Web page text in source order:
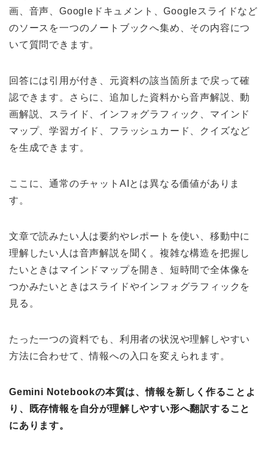
画、音声、Googleドキュメント、Googleスライドなど
のソースを一つのノートブックへ集め、その内容につ
いて質問できます。
回答には引用が付き、元資料の該当箇所まで戻って確
認できます。さらに、追加した資料から音声解説、動
画解説、スライド、インフォグラフィック、マインド
マップ、学習ガイド、フラッシュカード、クイズなど
を生成できます。
ここに、通常のチャットAIとは異なる価値がありま
す。
文章で読みたい人は要約やレポートを使い、移動中に
理解したい人は音声解説を聞く。複雑な構造を把握し
たいときはマインドマップを開き、短時間で全体像を
つかみたいときはスライドやインフォグラフィックを
見る。
たった一つの資料でも、利用者の状況や理解しやすい
方法に合わせて、情報への入口を変えられます。
Gemini Notebookの本質は、情報を新しく作ることよ
り、既存情報を自分が理解しやすい形へ翻訳すること
にあります。